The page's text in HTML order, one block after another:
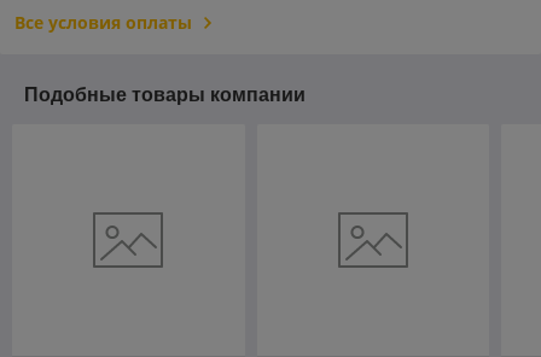
Все условия оплаты
Подобные товары компании